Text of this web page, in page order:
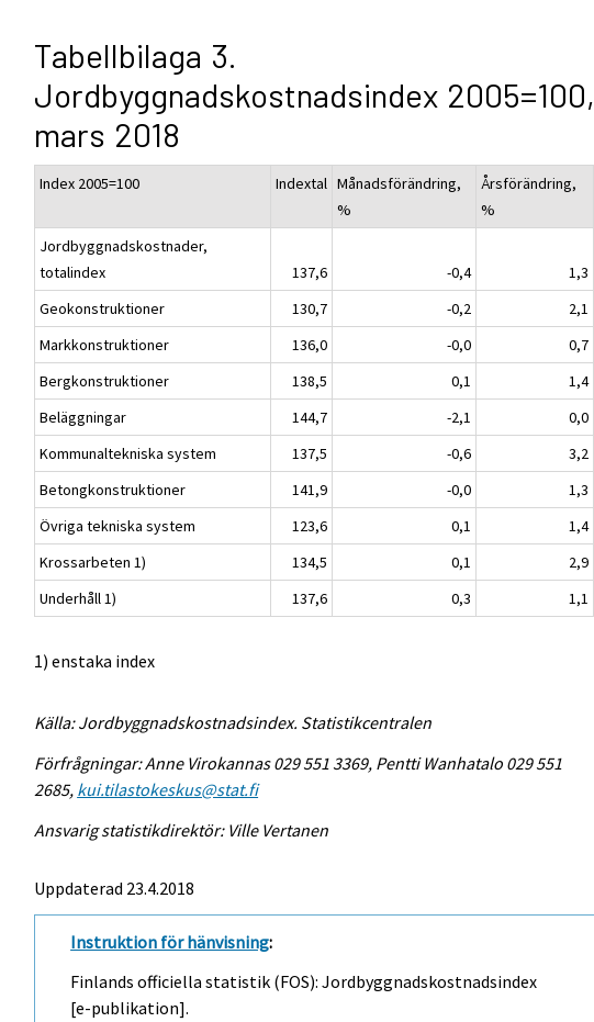
Tabellbilaga 3.
Jordbyggnadskostnadsindex 2005=100,
mars 2018
Index 2005=100 Indextal Månadsförändring,
%
Årsförändring,
%
Jordbyggnadskostnader,
totalindex
137,6 -0,4
1,3
Geokonstruktioner
130,7 -0,2
2,1
Markkonstruktioner
136,0 -0,0
0,7
Bergkonstruktioner
138,5 0,1
1,4
Beläggningar
144,7 -2,1
0,0
Kommunaltekniska system
137,5 -0,6
3,2
Betongkonstruktioner
141,9 -0,0
1,3
Övriga tekniska system
123,6 0,1
1,4
Krossarbeten 1)
134,5 0,1
2,9
Underhåll 1)
137,6 0,3 1,1
1) enstaka index
Källa: Jordbyggnadskostnadsindex. Statistikcentralen
Förfrågningar: Anne Virokannas 029 551 3369, Pentti Wanhatalo 029 551
2685, kui.tilastokeskus@stat.fi
Ansvarig statistikdirektör: Ville Vertanen
Uppdaterad 23.4.2018
Instruktion för hänvisning:
Finlands officiella statistik (FOS): Jordbyggnadskostnadsindex
[e-publikation].